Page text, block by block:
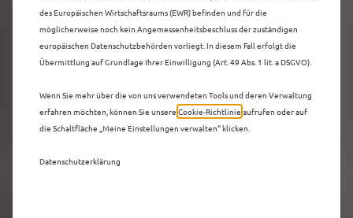
ELEKTRO ANTRIEB IN
BONN
des Europäischen Wirtschaftsraums (EWR) befinden und für die
möglicherweise noch kein Angemessenheitsbeschluss der zuständigen
europäischen Datenschutzbehörden vorliegt. In diesem Fall erfolgt die
Übermittlung auf Grundlage Ihrer Einwilligung (Art. 49 Abs. 1 lit. a DSGVO).
Wenn Sie mehr über die von uns verwendeten Tools und deren Verwaltung
erfahren möchten, können Sie unsere Cookie‑Richtlinie aufrufen oder auf
die Schaltfläche „Meine Einstellungen verwalten“ klicken.
Datenschutzerklärung